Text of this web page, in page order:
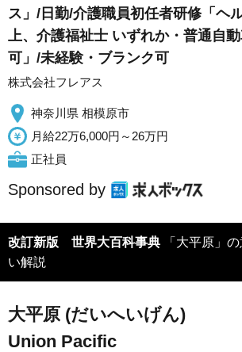
ス」/日勤/介護職員初任者研修「ヘ
上、介護福祉士 いずれか・普通自
可」/未経験・ブランク可
株式会社フレアス
神奈川県 相模原市
月給22万6,000円～26万円
正社員
Sponsored by
改訂新版 世界大百科事典 「大平原」
い解説
大平原 (だいへいげん)
Union Pacific